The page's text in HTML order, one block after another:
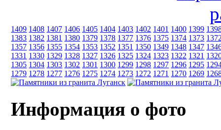
1409 1408 1407 1406 1405 1404 1403 1402 1401 1400 1399
1383 1382 1381 1380 1379 1378 1377 1376 1375 1374 1373
1357 1356 1355 1354 1353 1352 1351 1350 1349 1348 1347
1331 1330 1329 1328 1327 1326 1325 1324 1323 1322 1321
1305 1304 1303 1302 1301 1300 1299 1298 1297 1296 1295
1279 1278 1277 1276 1275 1274 1273 1272 1271 1270 1269
Информация о фото